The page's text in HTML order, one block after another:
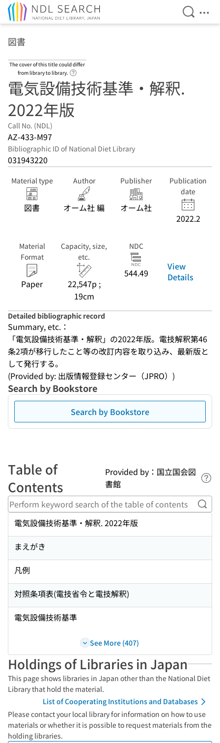
Open
図書
The cover of this title could differ
from library to library.
電気設備技術基準・解釈.
2022年版
Call No. (NDL)
AZ-433-M97
Bibliographic ID of National Diet Library
031943220
Material type
図書
Author
オーム社 編
Publisher
オーム社
Publication
date
2022.2
Material
Format
Paper
Capacity, size,
etc.
22,547p ;
19cm
NDC
544.49
View
Details
Detailed bibliographic record
Summary, etc.：
「電気設備技術基準・解釈」の2022年版。電技解釈第46
条2項が移行したこと等の改訂内容を取り込み、最新版と
して発行する。
(Provided by: 出版情報登録センター（JPRO）)
Search by Bookstore
Search by Bookstore
Table of
Contents
Provided by：国立国会図
書館
電気設備技術基準・解釈. 2022年版
まえがき
凡例
対照条項表(電技省令と電技解釈)
電気設備技術基準
See More (407)
Holdings of Libraries in Japan
This page shows libraries in Japan other than the National Diet
Library that hold the material.
List of Cooperating Institutions and Databases
Please contact your local library for information on how to use
materials or whether it is possible to request materials from the
holding libraries.